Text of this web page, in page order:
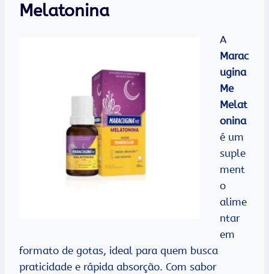
Melatonina
A
Marac
ugina
Me
Melat
onina
é um
suple
ment
o
alime
ntar
em
formato de gotas, ideal para quem busca
praticidade e rápida absorção. Com sabor